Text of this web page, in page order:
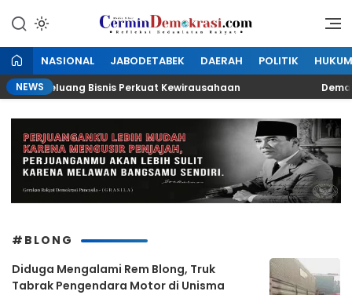
konten
CerminDemokrasi.com
Refleksi Kedaulatan Rakyat
NASIONAL JABODETABEK DAERAH POLITIK HUKUM
NEWSPeluang Bisnis Perkuat Kewirausahaan Demak
#BLONG
Diduga Mengalami Rem Blong, Truk
Tabrak Pengendara Motor di Unisma